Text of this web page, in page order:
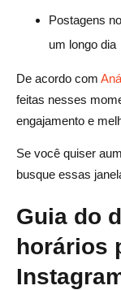
Postagens
um longo dia
De acordo com
feitas nesses
engajamento e
Se você quiser
busque essas
Guia do
horários